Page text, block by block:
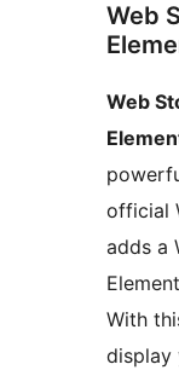
Web
Web
official
adds a
With
display